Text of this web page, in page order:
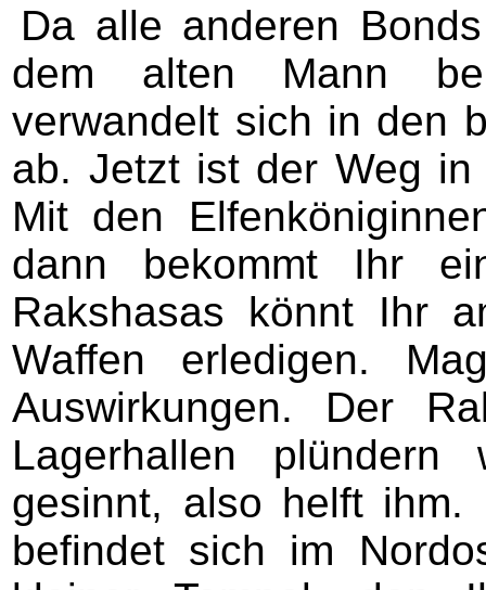
Da alle anderen
dem alten Mann
verwandelt sich in den
ab. Jetzt ist der Weg
Mit den
dann bekommt Ihr
Rakshasas könnt Ihr
Waffen erledigen.
Auswirkungen. Der
Lagerhallen
gesinnt, also helft ihm.
befindet sich im